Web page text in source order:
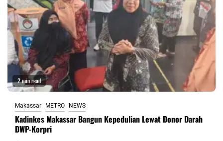
2 min read
Makassar METRO NEWS
Kadinkes Makassar Bangun Kepedulian Lewat Donor Darah
DWP-Korpri